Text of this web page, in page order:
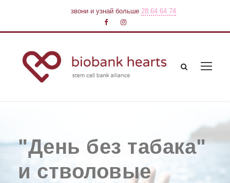
звони и узнай больше28 64 64 74
"День без табака"
и стволовые